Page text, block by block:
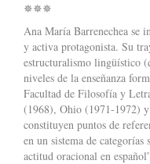
✵✵✵
Ana María Barrenechea se
y activa protagonista. Su
estructuralismo lingüístico
niveles de la enseñanza
Facultad de Filosofía y
(1968), Ohio (1971-1972)
constituyen puntos de
en un sistema de
actitud oracional en